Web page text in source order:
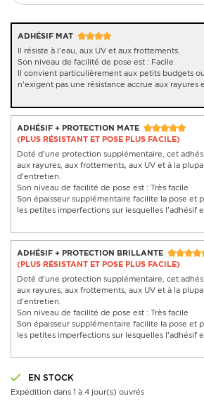
ADHÉSIF MAT
Il résiste à l'eau, aux UV et aux frottements.
Son niveau de facilité de pose est : Facile
Il convient particulièrement aux petits budgets
n'exigent pas une résistance accrue aux rayures
ADHÉSIF + PROTECTION MATE
(PLUS RÉSISTANT ET POSE PLUS FACILE)
Doté d'une protection supplémentaire, cet
aux rayures, aux frottements, aux UV et à la
d'entretien.
Son niveau de facilité de pose est : Très facile
Son épaisseur supplémentaire facilite la pose et
les petites imperfections sur lesquelles l'adhésif
ADHÉSIF + PROTECTION BRILLANTE
(PLUS RÉSISTANT ET POSE PLUS FACILE)
Doté d'une protection supplémentaire, cet
aux rayures, aux frottements, aux UV et à la
d'entretien.
Son niveau de facilité de pose est : Très facile
Son épaisseur supplémentaire facilite la pose et
les petites imperfections sur lesquelles l'adhésif
EN STOCK
Expédition dans 1 à 4 jour(s) ouvrés